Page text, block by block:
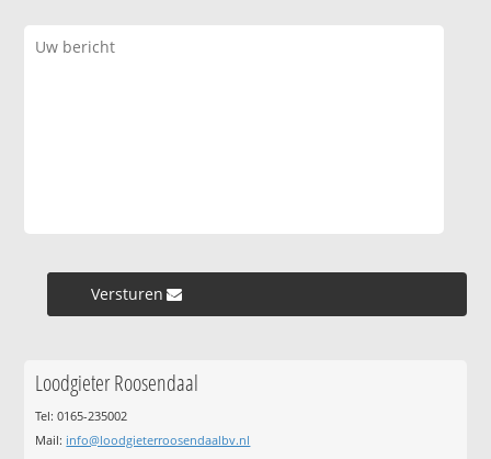
Versturen »
Loodgieter Roosendaal
Tel: 0165-235002
Mail: info@loodgieterroosendaalbv.nl